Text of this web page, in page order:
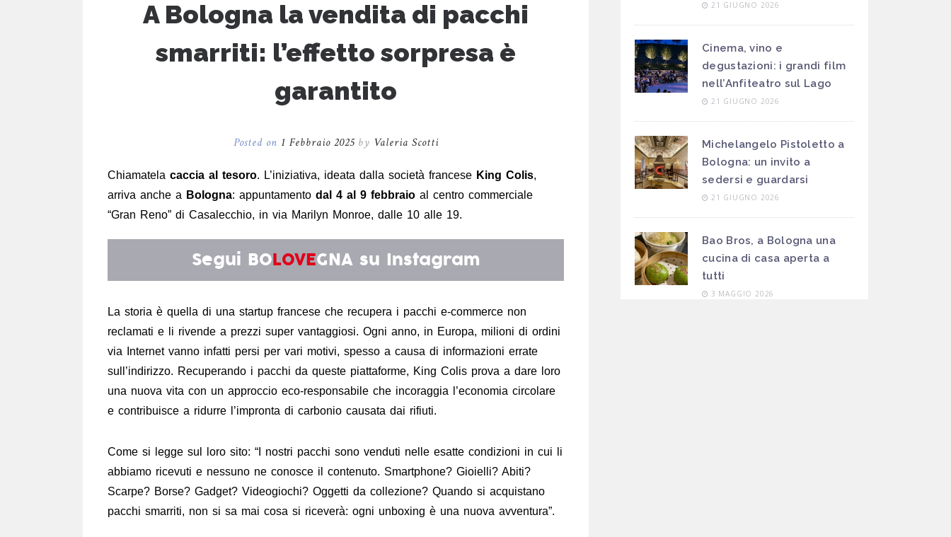
A Bologna la vendita di pacchi
smarriti: l’effetto sorpresa è
garantito
Posted on 1 Febbraio 2025 by Valeria Scotti
Chiamatela caccia al tesoro. L’iniziativa, ideata dalla società francese King Colis,
arriva anche a Bologna: appuntamento dal 4 al 9 febbraio al centro commerciale
“Gran Reno” di Casalecchio, in via Marilyn Monroe, dalle 10 alle 19.
Segui BOLOVEGNA su Instagram
La storia è quella di una startup francese che recupera i pacchi e-commerce non
reclamati e li rivende a prezzi super vantaggiosi. Ogni anno, in Europa, milioni di ordini
via Internet vanno infatti persi per vari motivi, spesso a causa di informazioni errate
sull’indirizzo. ​Recuperando i pacchi da queste piattaforme, King Colis prova a dare loro
una nuova vita con un approccio eco-responsabile che incoraggia l’economia circolare
e contribuisce a ridurre l’impronta di carbonio causata dai rifiuti.
Come si legge sul loro sito: “I nostri pacchi sono venduti nelle esatte condizioni in cui li
abbiamo ricevuti e nessuno ne conosce il contenuto. Smartphone? Gioielli? Abiti?
Scarpe? Borse? Gadget? Videogiochi? Oggetti da collezione? Quando si acquistano
pacchi smarriti, non si sa mai cosa si riceverà: ogni unboxing è una nuova avventura”.
21 GIUGNO 2026
Cinema, vino e
degustazioni: i grandi film
nell’Anfiteatro sul Lago
21 GIUGNO 2026
Michelangelo Pistoletto a
Bologna: un invito a
sedersi e guardarsi
21 GIUGNO 2026
Bao Bros, a Bologna una
cucina di casa aperta a
tutti
3 MAGGIO 2026